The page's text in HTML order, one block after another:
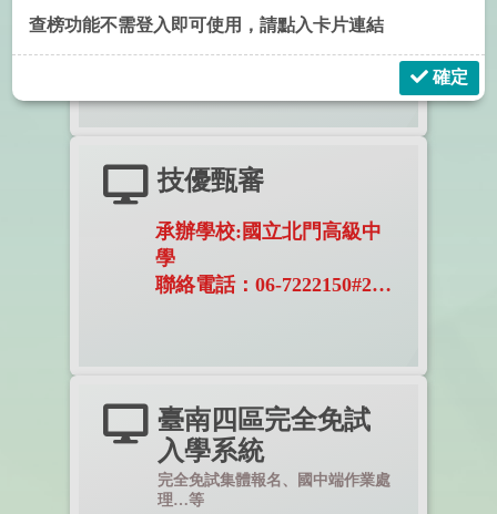
錄取榜單放開查詢
7月7日上午11時
技優甄審
承辦學校:國立北門高級中
學
聯絡電話：06-7222150#222
臺南四區完全免試
入學系統
完全免試集體報名、國中端作業處
理…等
查榜功能不需登入即可使用，請點入卡片連結
確定